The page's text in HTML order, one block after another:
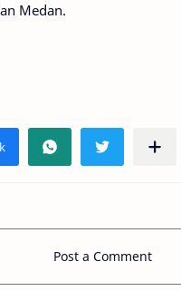
Medan.
Post a Comment